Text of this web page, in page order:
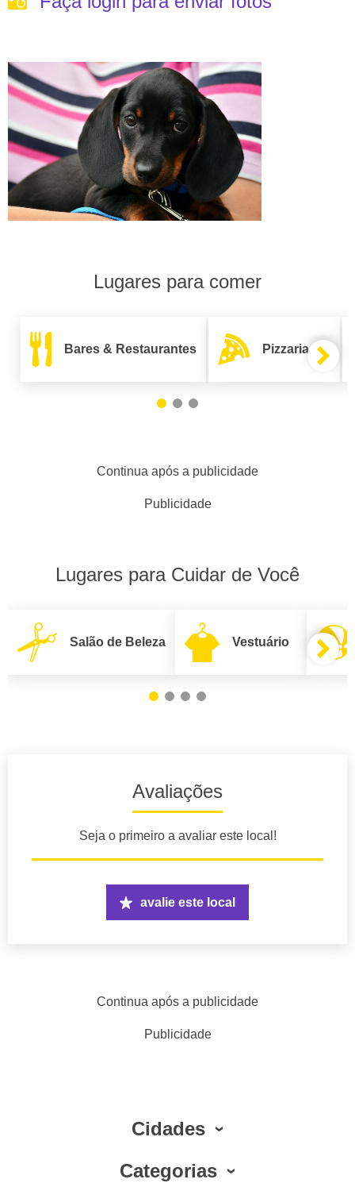
Lugares para comer
Bares & Restaurantes Pizzarias
Continua após a publicidade
Publicidade
Lugares para Cuidar de Você
Salão de Beleza Vestuário
Avaliações
Seja o primeiro a avaliar este local!
avalie este local
Continua após a publicidade
Publicidade
Cidades
Categorias